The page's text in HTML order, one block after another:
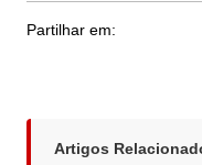
Partilhar em:
Artigos